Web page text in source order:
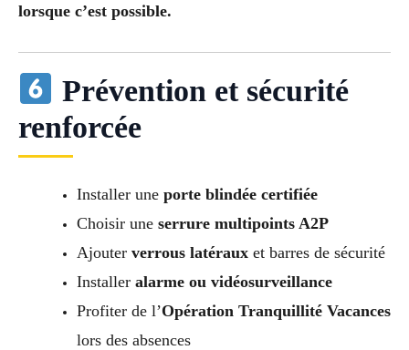
lorsque c’est possible.
Prévention et sécurité
renforcée
Installer une porte blindée certifiée
Choisir une serrure multipoints A2P
Ajouter verrous latérauxet barres de sécurité
Installer alarme ou vidéosurveillance
Profiter de l’Opération Tranquillité Vacances
lors des absences